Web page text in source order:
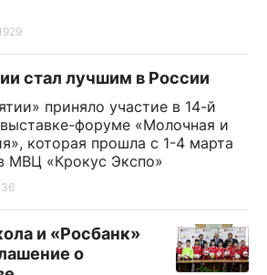
стал лучшим в России
приняло участие в 14-й
форуме «Молочная и
которая прошла с 1-4 марта
МВЦ «Крокус Экспо»
и «Росбанк»
о